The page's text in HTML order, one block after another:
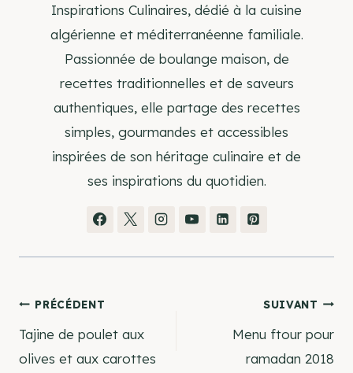
Inspirations Culinaires, dédié à la cuisine
algérienne et méditerranéenne familiale.
Passionnée de boulange maison, de
recettes traditionnelles et de saveurs
authentiques, elle partage des recettes
simples, gourmandes et accessibles
inspirées de son héritage culinaire et de
ses inspirations du quotidien.
Navigation
de
PRÉCÉDENT
Tajine de poulet aux
olives et aux carottes
SUIVANT
Menu ftour pour
ramadan 2018